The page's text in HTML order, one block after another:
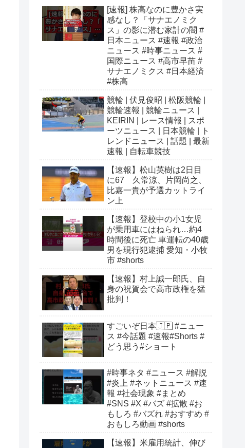
[速報] 株高なのに豊かさ実
感なし？「サナエノミク
ス」の影に潜む家計の闇 #
日本ニュース #速報 #政治
ニュース #時事ニュース #
国際ニュース #高市早苗 #
サナエノミクス #日本経済
#株高
競輪 | 伏見俊昭 | 松阪競輪 |
競輪速報 | 競輪ニュース |
KEIRIN | レース情報 | スポ
ーツニュース | 日本競輪 | ト
レンドニュース | 話題 | 最新
速報 | 自転車競技
【速報】松山英樹は2日目
に67 久常涼、片岡尚之、
比嘉一貴が予選カットライ
ン上
【速報】登校中の小1女児
が乗用車にはねられ…約4
時間後に死亡 車運転の40歳
男を現行犯逮捕 愛知・小牧
市 #shorts
【速報】村上誠一郎氏、自
身の祝賀会で高市政権を猛
批判！
すごいぞ日本🇯🇵 #ニュー
ス #今話題 #速報#Shorts #
どう思う#ショート
#時事ネタ #ニュース #解説
#炎上 #ネットニュース #速
報 #社会現象 #まとめ
#SNS #X #バズ #拡散 #お
もしろ #バズれ #おすすめ #
おもしろ動画 #shorts
【速報】米雇用統計、伸び